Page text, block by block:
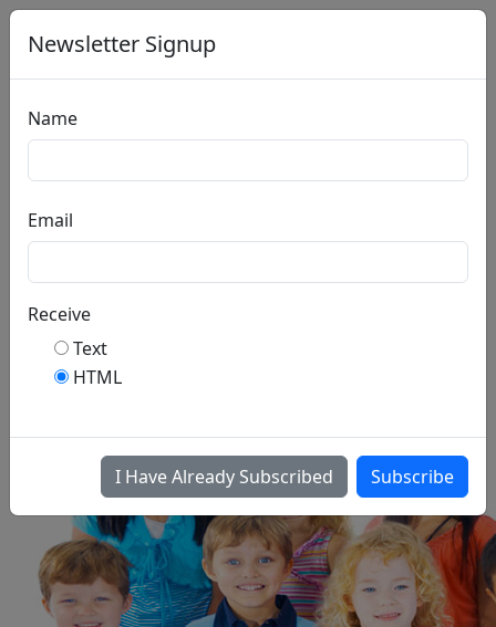
બાઈબલ
બાળકોનું
બાઈબલ
સંપૂર્ણ
મુક્ત.
Newsletter Signup
Name
Email
Receive
Text
HTML
I Have Already Subscribed Subscribe